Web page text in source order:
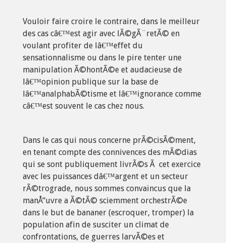
Vouloir faire croire le contraire, dans le meilleur
des cas câ€™est agir avec lÃ©gÃ¨retÃ© en
voulant profiter de lâ€™effet du
sensationnalisme ou dans le pire tenter une
manipulation Ã©hontÃ©e et audacieuse de
lâ€™opinion publique sur la base de
lâ€™analphabÃ©tisme et lâ€™ignorance comme
câ€™est souvent le cas chez nous.
Dans le cas qui nous concerne prÃ©cisÃ©ment,
en tenant compte des connivences des mÃ©dias
qui se sont publiquement livrÃ©s Ã cet exercice
avec les puissances dâ€™argent et un secteur
rÃ©trograde, nous sommes convaincus que la
manÅ“uvre a Ã©tÃ© sciemment orchestrÃ©e
dans le but de bananer (escroquer, tromper) la
population afin de susciter un climat de
confrontations, de guerres larvÃ©es et